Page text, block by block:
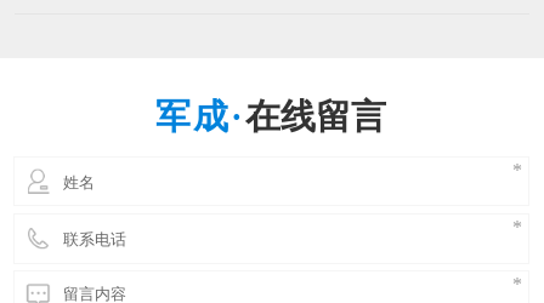
理，左右误差仅为 在线留言